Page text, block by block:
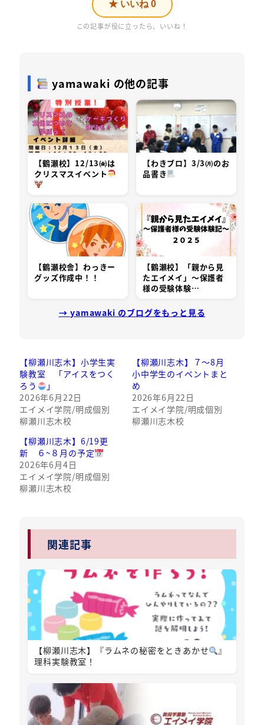
★ いいね 0
この記事が役に立ったら、いいね！
yamawaki の他の記事
【鶴瀬校】12/13㈮は
クリスマスイベント
【わきブロ】3/3㈪のお
品書き
【鶴瀬校舎】わっきー
グッズ作成中！！
【鶴瀬校】「親から見
たエイメイ」～保護者
様の受験体験…
→ yamawaki のブログをもっと見る
【柳瀬川志木】小学生実
験教室 「アイスをつく
ろう
」
2026年6月22日
エイメイ学院/明成個別
柳瀬川志木校
【柳瀬川志木】７～8月
小中学生のイベントまと
め
2026年6月22日
エイメイ学院/明成個別
柳瀬川志木校
【柳瀬川志木】6/19更
新 ６~８月の予定
2026年6月4日
エイメイ学院/明成個別
柳瀬川志木校
関連記事
【柳瀬川志木】『ラムネの秘密をときあかせ
』
理科実験教室！